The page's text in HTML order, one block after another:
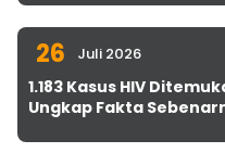
26 Juli 2026
1.183 Kasus HIV
Ungkap Fakta